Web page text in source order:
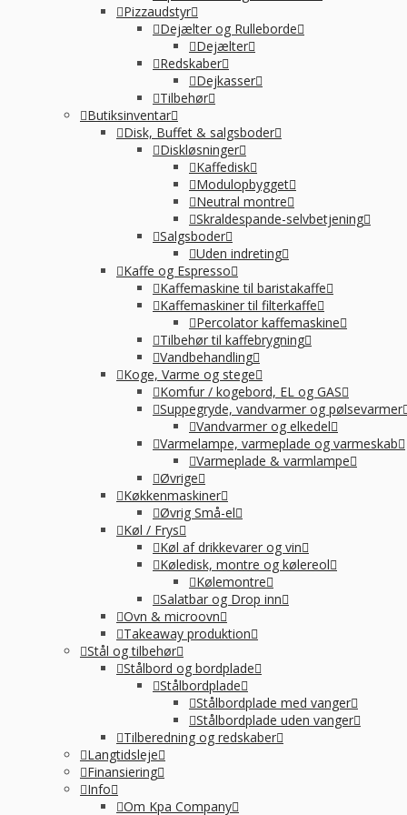
Pizzaudstyr
Dejælter og Rulleborde
Dejælter
Redskaber
Dejkasser
Tilbehør
Butiksinventar
Disk, Buffet & salgsboder
Diskløsninger
Kaffedisk
Modulopbygget
Neutral montre
Skraldespande-selvbetjening
Salgsboder
Uden indreting
Kaffe og Espresso
Kaffemaskine til baristakaffe
Kaffemaskiner til filterkaffe
Percolator kaffemaskine
Tilbehør til kaffebrygning
Vandbehandling
Koge, Varme og stege
Komfur / kogebord, EL og GAS
Suppegryde, vandvarmer og pølsevarmer
Vandvarmer og elkedel
Varmelampe, varmeplade og varmeskab
Varmeplade & varmlampe
Øvrige
Køkkenmaskiner
Øvrig Små-el
Køl / Frys
Køl af drikkevarer og vin
Køledisk, montre og kølereol
Kølemontre
Salatbar og Drop inn
Ovn & microovn
Takeaway produktion
Stål og tilbehør
Stålbord og bordplade
Stålbordplade
Stålbordplade med vanger
Stålbordplade uden vanger
Tilberedning og redskaber
Langtidsleje
Finansiering
Info
Om Kpa Company
-